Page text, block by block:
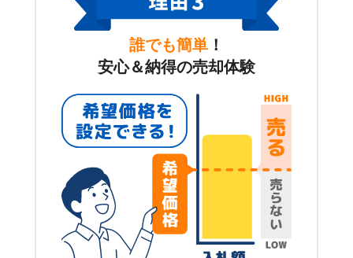
誰でも簡単 ！
安心＆納得の売却体験